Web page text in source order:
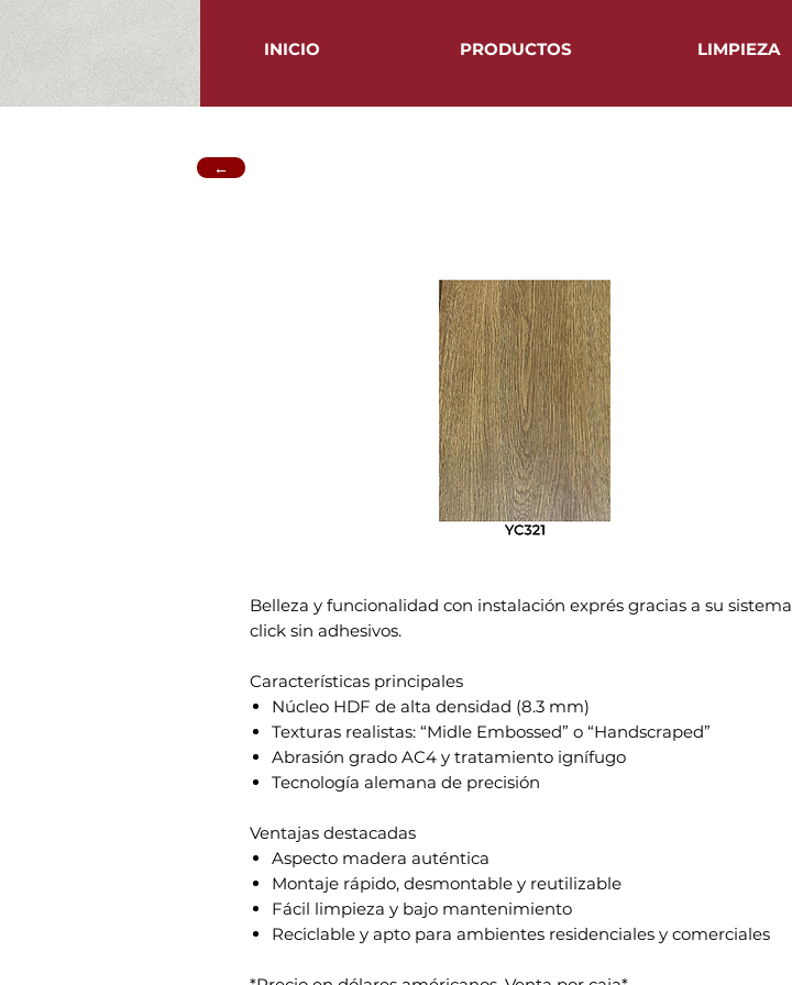
INICIO PRODUCTOS LIMPIEZA
Belleza y funcionalidad con instalación exprés gracias a su sistema
click sin adhesivos.
Características principales
Núcleo HDF de alta densidad (8.3 mm)
Texturas realistas: “Midle Embossed” o “Handscraped”
Abrasión grado AC4 y tratamiento ignífugo
Tecnología alemana de precisión
Ventajas destacadas
Aspecto madera auténtica
Montaje rápido, desmontable y reutilizable
Fácil limpieza y bajo mantenimiento
Reciclable y apto para ambientes residenciales y comerciales
←